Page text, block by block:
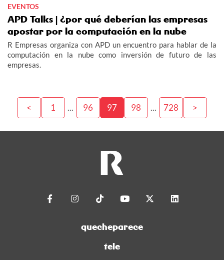
EVENTOS
APD Talks | ¿por qué deberían las empresas
apostar por la computación en la nube
R Empresas organiza con APD un encuentro para hablar de la
computación en la nube como inversión de futuro de las
empresas.
< 1 ... 96 97 98 ... 728 >
quecheparece
tele